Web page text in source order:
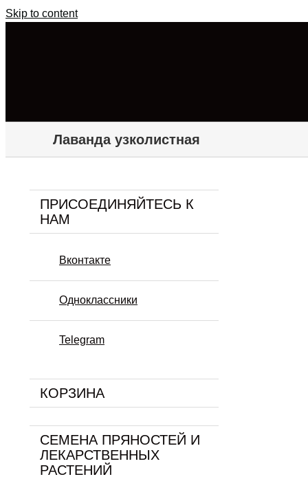
Skip to content
Лаванда узколистная
ПРИСОЕДИНЯЙТЕСЬ К
НАМ
Вконтакте
Одноклассники
Telegram
КОРЗИНА
СЕМЕНА ПРЯНОСТЕЙ И
ЛЕКАРСТВЕННЫХ
РАСТЕНИЙ